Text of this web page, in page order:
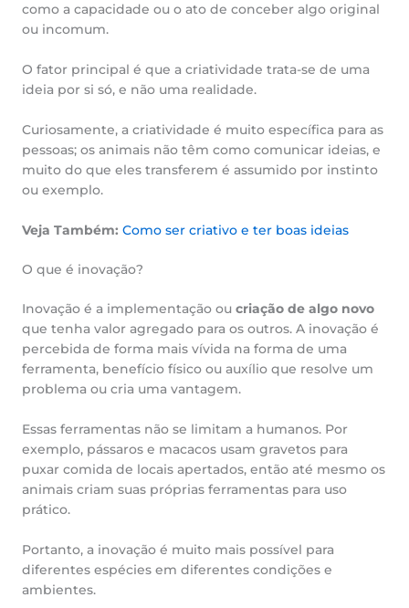
como a capacidade ou o ato de conceber algo original
ou incomum.
O fator principal é que a criatividade trata-se de uma
ideia por si só, e não uma realidade.
Curiosamente, a criatividade é muito específica para as
pessoas; os animais não têm como comunicar ideias, e
muito do que eles transferem é assumido por instinto
ou exemplo.
Veja Também: Como ser criativo e ter boas ideias
O que é inovação?
Inovação é a implementação ou criação de algo novo
que tenha valor agregado para os outros. A inovação é
percebida de forma mais vívida na forma de uma
ferramenta, benefício físico ou auxílio que resolve um
problema ou cria uma vantagem.
Essas ferramentas não se limitam a humanos. Por
exemplo, pássaros e macacos usam gravetos para
puxar comida de locais apertados, então até mesmo os
animais criam suas próprias ferramentas para uso
prático.
Portanto, a inovação é muito mais possível para
diferentes espécies em diferentes condições e
ambientes.